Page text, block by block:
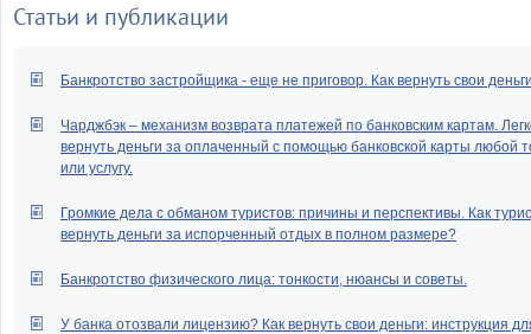
Статьи и публикации
Банкротство застройщика - еще не приговор. Как вернуть свои
Чарджбэк – механизм возврата платежей по банковским картам.
вернуть деньги за оплаченный с помощью банковской карты любой
или услугу.
Громкие дела с обманом туристов: причины и перспективы. Как
вернуть деньги за испорченный отдых в полном размере?
Банкротство физического лица: тонкости, нюансы и советы.
У банка отозвали лицензию? Как вернуть свои деньги: инструкция